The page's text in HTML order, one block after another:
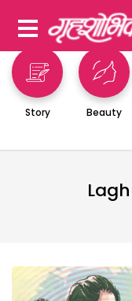
Story Beauty